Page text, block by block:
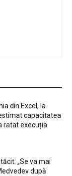
din Excel, la
capacitatea
ratat execuția
„Se va mai
după